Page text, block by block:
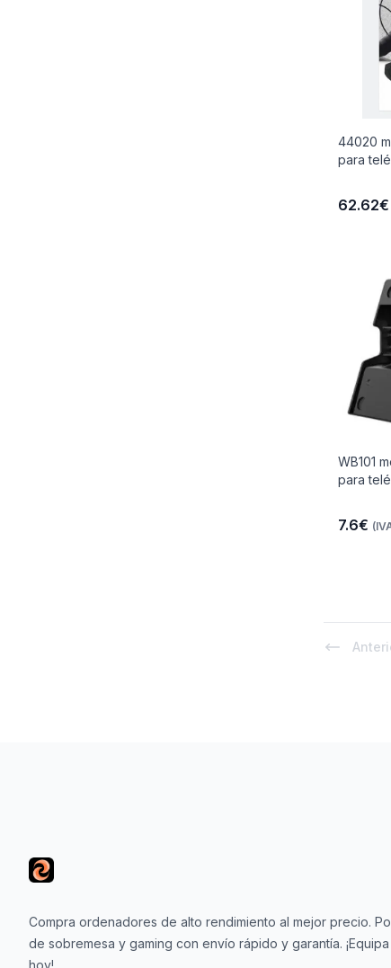
44020
para
62.62€
WB101
para
7.6€
Compra ordenadores de alto rendimiento al mejor precio.
de sobremesa y gaming con envío rápido y garantía.
hoy!